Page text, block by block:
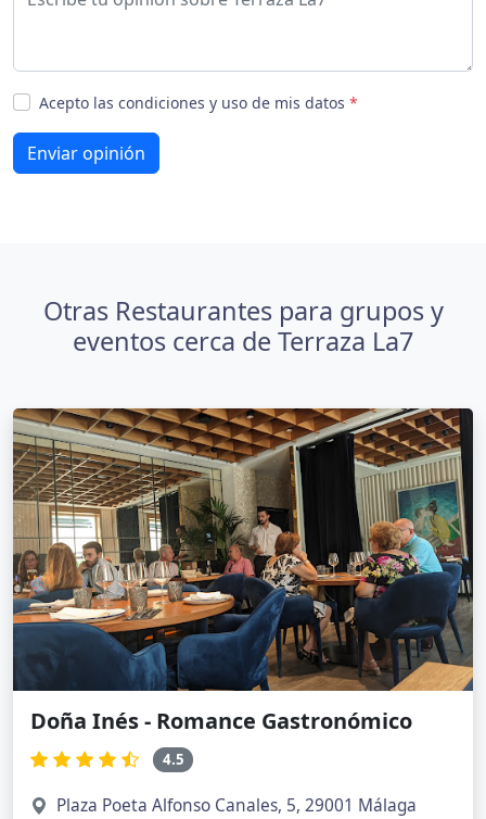
Acepto las condiciones y uso de mis datos *
Enviar opinión
Otras Restaurantes para grupos y
eventos cerca de Terraza La7
Doña Inés - Romance Gastronómico
4.5
Plaza Poeta Alfonso Canales, 5, 29001 Málaga